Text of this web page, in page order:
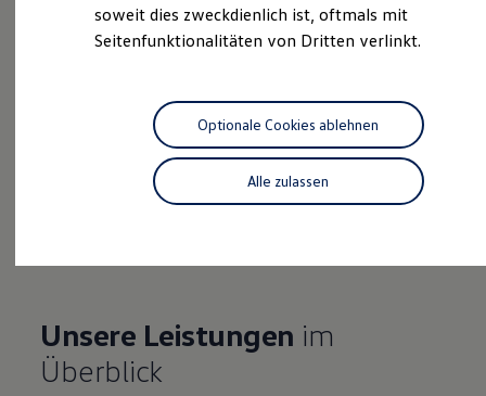
Driving Experience
Volkswagen entdecken
Lifestyle Shop
T-Roc Kollektion
Golf Kollektion
ID. Kollektion
Volkswagen Kollektion
R-Kollektion
Software Updates
Service und Ersatzteile
Inspektion und HU/AU
Serviceanfrage stellen
Unsere Leistungen im
Überblick
soweit dies zweckdienlich ist, oftmals mit
Seitenfunktionalitäten von Dritten verlinkt.
Alle zulassen
Optionale Cookies ablehnen